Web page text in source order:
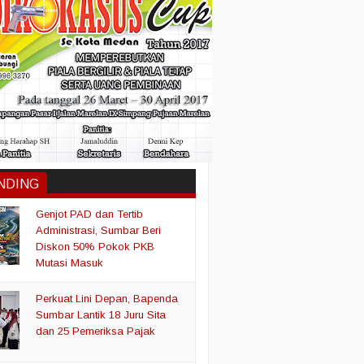
Genjot PAD dan Tertib
Administrasi, Sumbar Beri
Diskon 50% Pokok PKB
Mutasi Masuk
Perkuat Lini Depan, Bapenda
Sumbar Lantik 18 Juru Sita
dan 25 Pemeriksa Pajak